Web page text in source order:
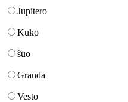
Jupitero
Kuko
ŝuo
Granda
Vesto